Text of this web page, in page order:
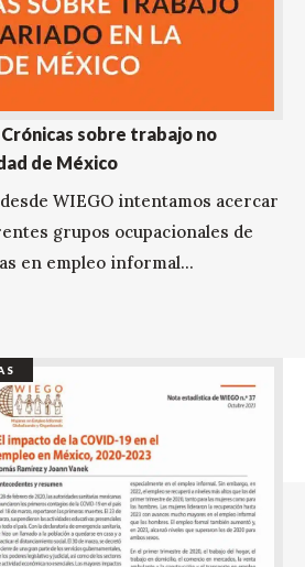
sobre trabajo no
de México
WIEGO intentamos acercar
grupos ocupacionales de
en empleo informal...